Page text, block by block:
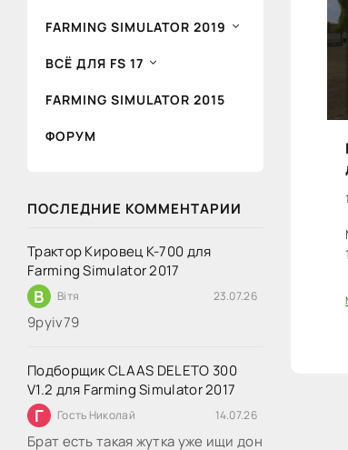
FARMING SIMULATOR 2019
ВСЁ ДЛЯ FS 17
FARMING SIMULATOR 2015
ФОРУМ
ПОСЛЕДНИЕ КОММЕНТАРИИ
Трактор Кировец К-700 для
Farming Simulator 2017
В Вітя 23.07.26
9руіv79
Подборщик CLAAS DELETO 300
V1.2 для Farming Simulator 2017
Г Гость Николай 14.07.26
Брат есть такая жутка уже ищи дон